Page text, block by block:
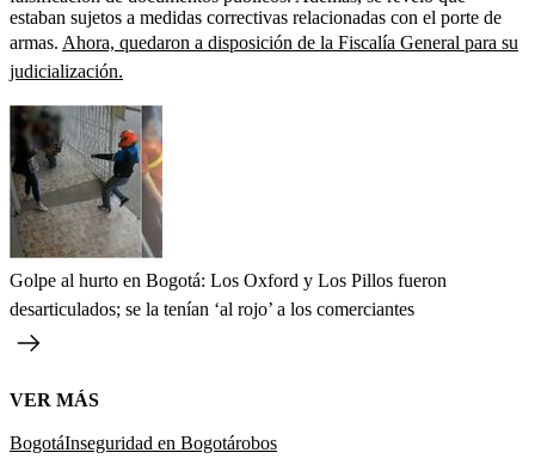
estaban sujetos a medidas correctivas relacionadas con el porte de
armas. Ahora, quedaron a disposición de la Fiscalía General para su
judicialización.
Golpe al hurto en Bogotá: Los Oxford y Los Pillos fueron
desarticulados; se la tenían ‘al rojo’ a los comerciantes
VER MÁS
BogotáInseguridad en Bogotárobos